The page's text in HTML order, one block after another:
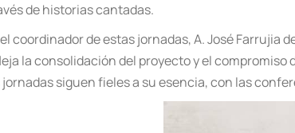
s de historias cantadas.
coordinador de estas jornadas, A. José Farrujia
la consolidación del proyecto y el compromiso
siguen fieles a su esencia, con las